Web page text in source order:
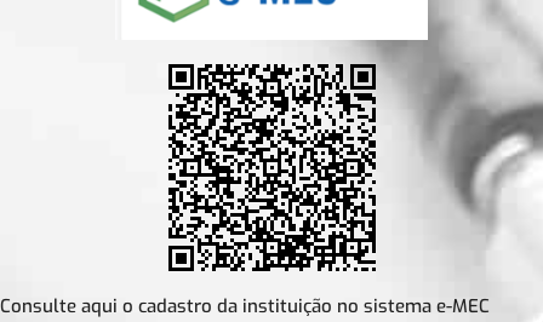
Consulte aqui o cadastro da instituição no sistema e-MEC